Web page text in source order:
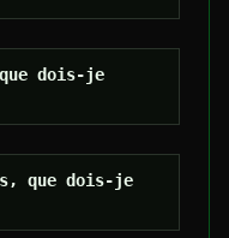
dois-je
que dois-je